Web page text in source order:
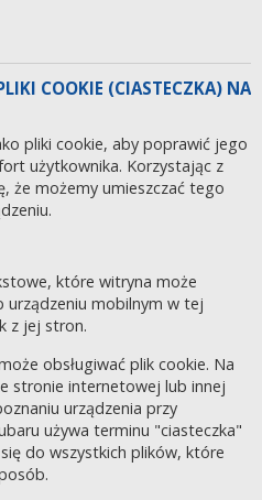
COOKIE (CIASTECZKA) NA
pliki cookie, aby poprawić jego
użytkownika. Korzystając z
że możemy umieszczać tego
które witryna może
urządzeniu mobilnym w tej
z jej stron.
obsługiwać plik cookie. Na
stronie internetowej lub innej
urządzenia przy
używa terminu "ciasteczka"
do wszystkich plików, które